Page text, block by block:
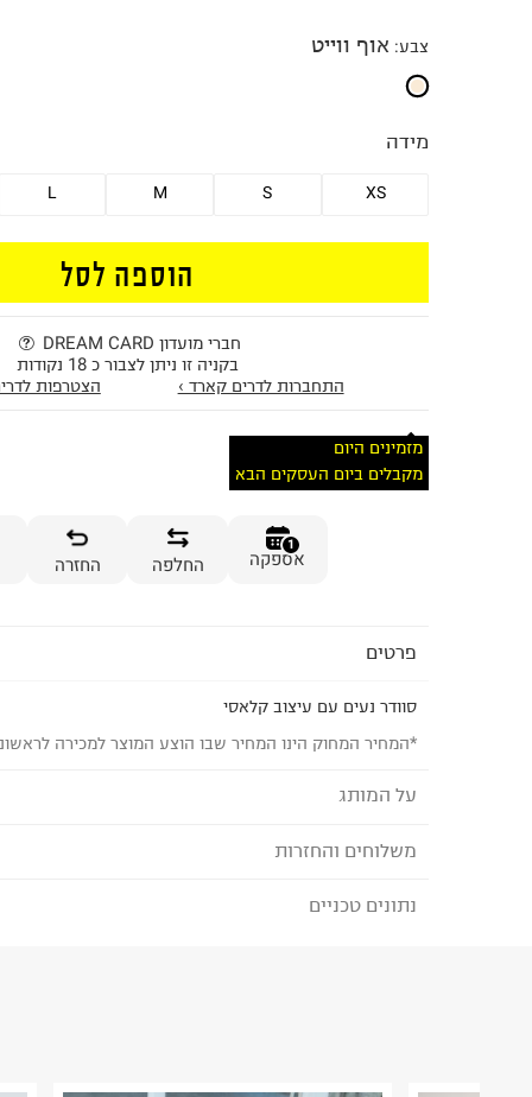
צבע: אוף ווייט
מידה
XS
S
M
L
הוספה לסל
חברי מועדון DREAM CARD
בקניה זו ניתן לצבור כ 18 נקודות
התחברות לדרים קארד ›
הצטרפות
מזמינים היום
מקבלים ביום העסקים הבא
1
אספקה החלפה החזרה
פרטים
סוודר נעים עם עיצוב קלאסי
*המחיר המחוק הינו המחיר שבו הוצע המוצר למכירה
על המותג
MANGO - מנגו
משלוחים והחזרות
לבחירת בשיטת המשלוח המתאימה לכם,
נתונים טכניים